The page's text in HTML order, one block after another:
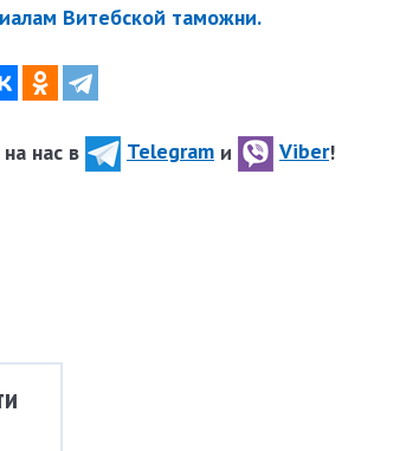
Витебской таможни.
нас в Telegram и Viber!